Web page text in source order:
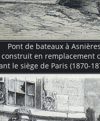
Pont de bateaux à Asnières
en remplacement
le siège de Paris (1870-
un tablier en bois
le pont. En arrière
encore visibles. Sur
également ruinées par